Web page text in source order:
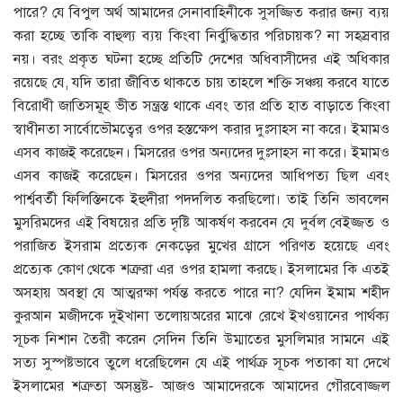
পারে? যে বিপুল অর্থ আমাদের সেনাবাহিনীকে সুসজ্জিত করার জন্য ব্যয়
করা হচ্ছে তাকি বাহুল্য ব্যয় কিংবা নির্বুদ্ধিতার পরিচায়ক? না সহস্রবার
নয়। বরং প্রকৃত ঘটনা হচ্ছে প্রতিটি দেশের অধিবাসীদের এই অধিকার
রয়েছে যে, যদি তারা জীবিত থাকতে চায় তাহলে শক্তি সঞ্চয় করবে যাতে
বিরোধী জাতিসমূহ ভীত সন্ত্রস্ত থাকে এবং তার প্রতি হাত বাড়াতে কিংবা
স্বাধীনতা সার্বোভৌমত্বের ওপর হস্তক্ষেপ করার দুঃসাহস না করে। ইমামও
এসব কাজই করেছেন। মিসরের ওপর অন্যদের দুঃসাহস না করে। ইমামও
এসব কাজই করেছেন। মিসরের ওপর অন্যদের আধিপত্য ছিল এবং
পার্শ্ববর্তী ফিলিস্তিনকে ইহুদীরা পদদলিত করছিলো। তাই তিনি ভাবলেন
মুসরিমদের এই বিষয়ের প্রতি দৃষ্টি আকর্ষণ করবেন যে দুর্বল বেইজ্জত ও
পরাজিত ইসরাম প্রত্যেক নেকড়ের মুখের গ্রাসে পরিণত হয়েছে এবং
প্রত্যেক কোণ থেকে শত্রুরা এর ওপর হামলা করছে। ইসলামের কি এতই
অসহায় অবস্থা যে আত্মরক্ষা পর্যন্ত করতে পারে না? যেদিন ইমাম শহীদ
কুরআন মজীদকে দুইখানা তলোয়অরের মাঝে রেখে ইখওয়ানের পার্থক্য
সূচক নিশান তৈরী করেন সেদিন তিনি উম্মাতের মুসলিমার সামনে এই
সত্য সুস্পষ্টভাবে তুলে ধরেছিলেন যে এই পার্থক্র সূচক পতাকা যা দেখে
ইসলামের শত্রুতা অসন্তুষ্ট- আজও আমাদেরকে আমাদের গৌরবোজ্জল